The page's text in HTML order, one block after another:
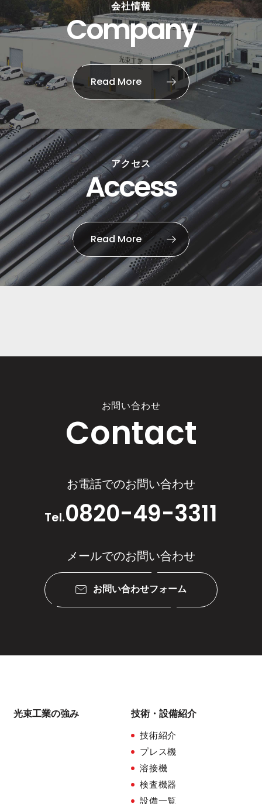
会社情報
Company
Read More
アクセス
Access
Read More
お問い合わせ
Contact
お電話でのお問い合わせ
Tel.0820-49-3311
メールでのお問い合わせ
お問い合わせフォーム
光束工業の強み 技術・設備紹介
技術紹介
プレス機
溶接機
検査機器
設備一覧